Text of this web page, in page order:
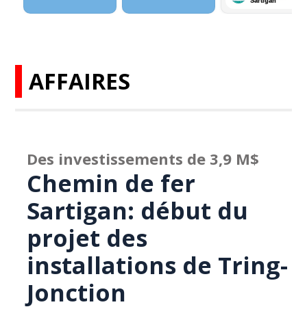
AFFAIRES
Des investissements de 3,9 M$
Chemin de fer
Sartigan: début du
projet des
installations de Tring-
Jonction